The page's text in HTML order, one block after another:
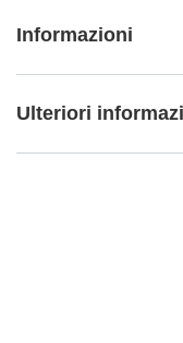
Informazioni
Ulteriori